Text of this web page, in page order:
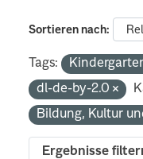
Sortieren nach
Tags:
dl-de-by-2.0
Bildung, Kultur
Ergebnisse